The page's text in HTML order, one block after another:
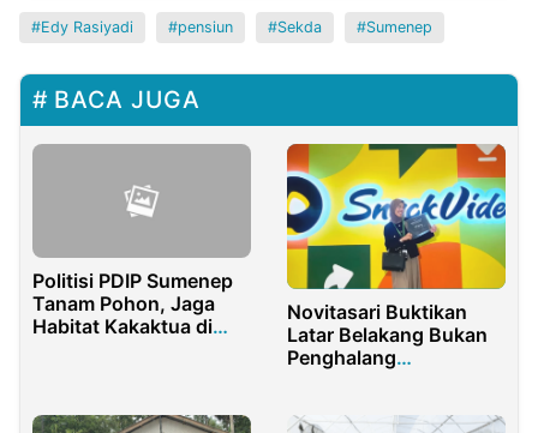
Edy Rasiyadi pensiun Sekda Sumenep
BACA JUGA
Politisi PDIP Sumenep
Tanam Pohon, Jaga
Habitat Kakaktua di
Novitasari Buktikan
Latar Belakang Bukan
Penghalang